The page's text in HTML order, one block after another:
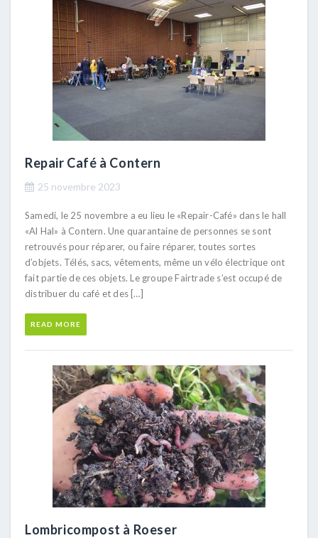
Repair Café à Contern
25 novembre 2023
Samedi, le 25 novembre a eu lieu le «Repair-Café» dans le hall
«Al Hal» à Contern. Une quarantaine de personnes se sont
retrouvés pour réparer, ou faire réparer, toutes sortes
d’objets. Télés, sacs, vêtements, même un vélo électrique ont
fait partie de ces objets. Le groupe Fairtrade s’est occupé de
distribuer du café et des […]
READ MORE
Lombricompost à Roeser